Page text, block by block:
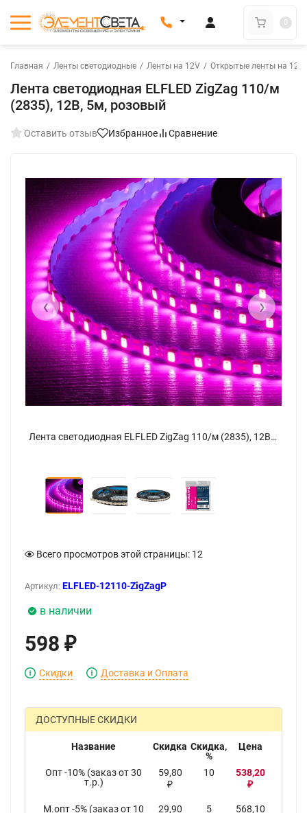
0
Главная / Ленты светодиодные / Ленты на 12V / Открытые ленты на 12V
Лента светодиодная ELFLED ZigZag 110/м
(2835), 12В, 5м, розовый
Оставить отзыв Избранное Сравнение
Лента светодиодная ELFLED ZigZag 110/м (2835), 12В, 5м, розовый - фото
‹ ›
Всего просмотров этой страницы: 12
Артикул: ELFLED-12110-ZigZagP
в наличии
598 ₽
Скидки Доставка и Оплата
ДОСТУПНЫЕ СКИДКИ
Название Скидка Скидка,
%
Цена
Опт -10% (заказ от 30
т.р.)
59,80
₽
10 538,20
₽
М.опт -5% (заказ от 10
29,90 5 568,10